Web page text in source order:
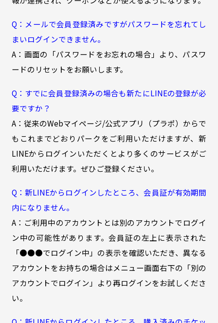
Q：メールで会員登録済みですがパスワードを忘れてし
まいログインできません。
A：画面の「パスワードをお忘れの場合」より、パスワ
ードのリセットをお願いします。
Q：すでに会員登録済みの場合も新たにLINEの登録が必
要ですか？
A：従来のWebマイページ/公式アプリ（プラポ）からで
もこれまでどおりパークをご利用いただけますが、新
LINEからログインいただくとより多くのサービスがご
利用いただけます。ぜひご登録ください。
Q：新LINEからログインしたところ、会員証が有効期間
内になりません。
A：ご利用中のアカウントとは別のアカウントでログイ
ン中の可能性があります。会員証の左上に表示された
「●●●でログイン中」の表示を確認いただき、異なる
アカウントをお持ちの場合はメニュー画面右下の「別の
アカウントでログイン」より再ログインをお試しくださ
い。